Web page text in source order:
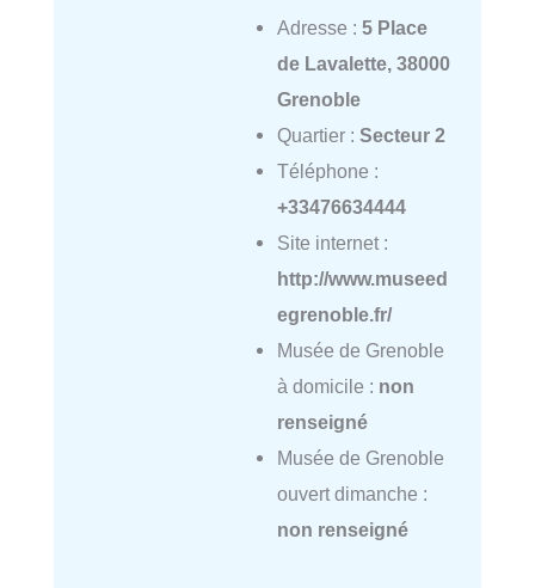
Adresse : 5 Place
de Lavalette, 38000
Grenoble
Quartier : Secteur 2
Téléphone :
+33476634444
Site internet :
http://www.museed
egrenoble.fr/
Musée de Grenoble
à domicile : non
renseigné
Musée de Grenoble
ouvert dimanche :
non renseigné